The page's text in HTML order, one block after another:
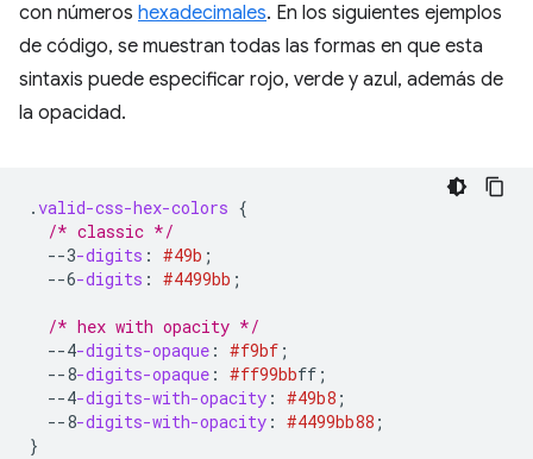
con números hexadecimales. En los siguientes ejemplos
de código, se muestran todas las formas en que esta
sintaxis puede especificar rojo, verde y azul, además de
la opacidad.
.valid-css-hex-colors {
/* classic */
--3-digits : #49b ;
--6-digits : #4499bb ;
/* hex with opacity */
--4-digits-opaque : #f9bf ;
--8-digits-opaque : #ff99bbff ;
--4-digits-with-opacity : #49b8 ;
--8-digits-with-opacity : #4499bb88 ;
}